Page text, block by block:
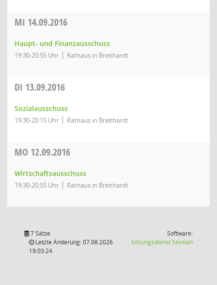
MI 14.09.2016
Haupt- und Finanzausschuss
19:30-20:55 Uhr Rathaus in Breithardt
DI 13.09.2016
Sozialausschuss
19:30-20:15 Uhr Rathaus in Breithardt
MO 12.09.2016
Wirtschaftsausschuss
19:30-20:55 Uhr Rathaus in Breithardt
7 Sätze
Letzte Änderung: 07.08.2026
19:03:24
Software:
SitzungsdienstSession(Wird in